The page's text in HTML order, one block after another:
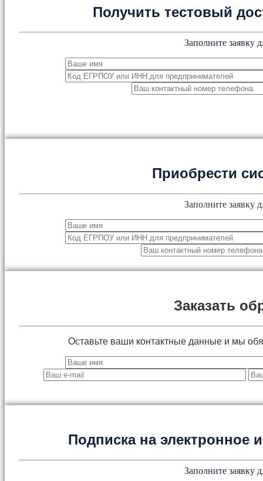
Получить тестовый
Заполните заявку
Приобрести
Заполните заявку
Заказать
Оставьте ваши контактные данные и мы
Подписка на электронное
Заполните заявку